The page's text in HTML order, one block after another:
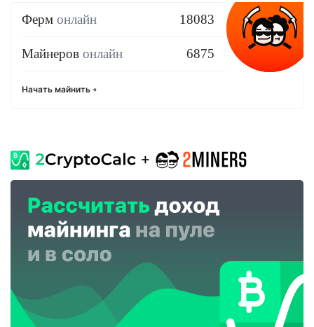
Ферм онлайн 18083
Майнеров онлайн 6875
Начать майнить